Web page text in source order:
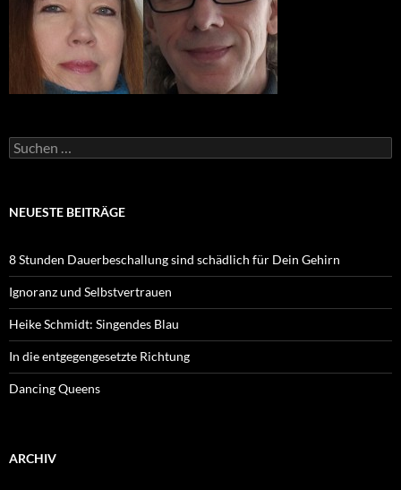
Suchen
nach:
NEUESTE BEITRÄGE
8 Stunden Dauerbeschallung sind schädlich für Dein Gehirn
Ignoranz und Selbstvertrauen
Heike Schmidt: Singendes Blau
In die entgegengesetzte Richtung
Dancing Queens
ARCHIV